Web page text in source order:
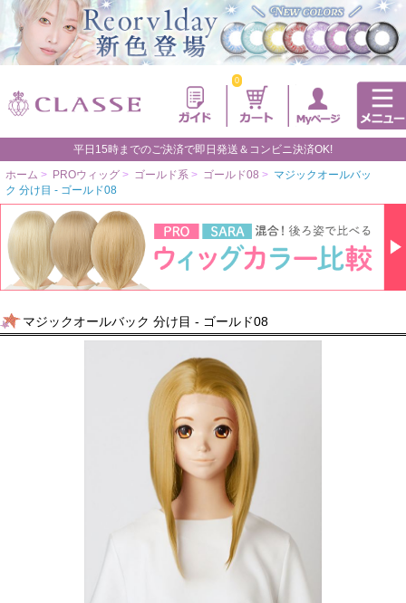
0
平日15時までのご決済で即日発送＆コンビニ決済OK!
ホーム > PROウィッグ > ゴールド系 > ゴールド08 > マジックオールバッ
ク 分け目 - ゴールド08
マジックオールバック 分け目 - ゴールド08